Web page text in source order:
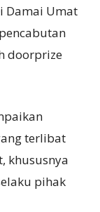
Damai Umat
doorprize
terlibat
khususnya
pihak